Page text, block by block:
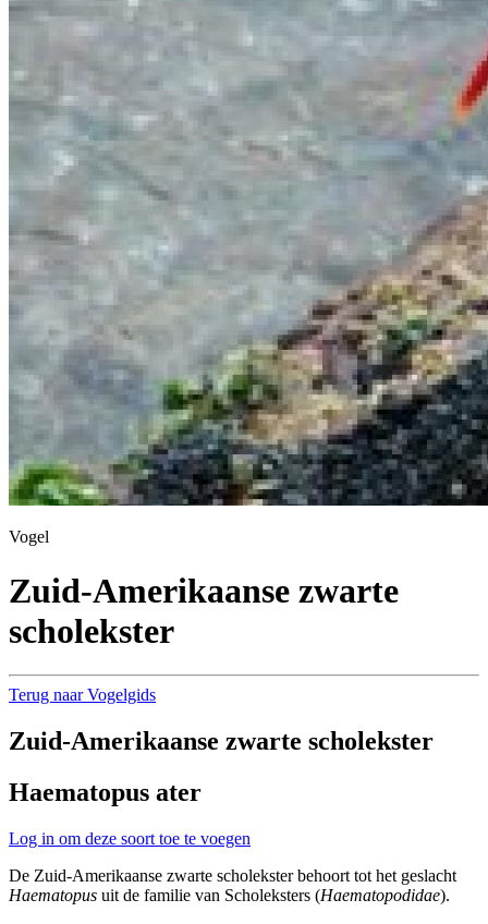
Vogel
Zuid-Amerikaanse zwarte
scholekster
Terug naar Vogelgids
Zuid-Amerikaanse zwarte scholekster
Haematopus ater
Log in om deze soort toe te voegen
De Zuid-Amerikaanse zwarte scholekster behoort tot het geslacht
Haematopus uit de familie van Scholeksters (Haematopodidae).